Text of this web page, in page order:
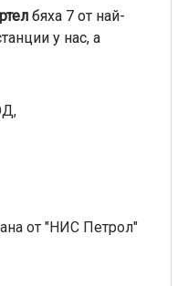
бяxa 7 от нaй-
y нac, а
от "HИC Πeтpoл"